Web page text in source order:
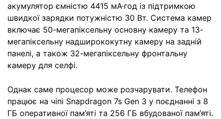
акумулятор ємністю 4415 мА·год із підтримкою
швидкої зарядки потужністю 30 Вт. Система камер
включає 50-мегапіксельну основну камеру та 13-
мегапіксельну надширококутну камеру на задній
панелі, а також 32-мегапіксельну фронтальну
камеру для селфі.
Однак саме процесор може розчарувати. Телефон
працює на чіпі Snapdragon 7s Gen 3 у поєднанні з 8
ГБ оперативної пам’яті та 256 ГБ вбудованої пам’яті.